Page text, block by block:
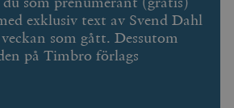
exklusiv text av Svend Dahl
som gått. Dessutom
på Timbro förlags